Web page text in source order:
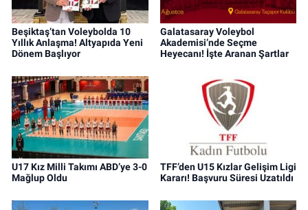
Beşiktaş’tan Voleybolda 10
Yıllık Anlaşma! Altyapıda Yeni
Dönem Başlıyor
Galatasaray Voleybol
Akademisi’nde Seçme
Heyecanı! İşte Aranan Şartlar
U17 Kız Milli Takımı ABD’ye 3-0
Mağlup Oldu
TFF’den U15 Kızlar Gelişim Ligi
Kararı! Başvuru Süresi Uzatıldı